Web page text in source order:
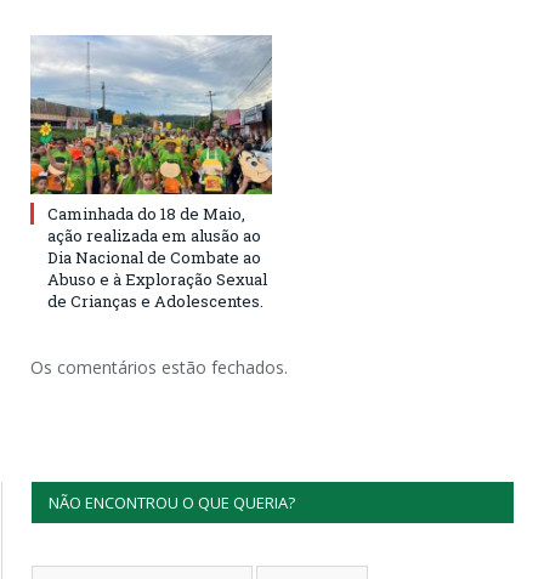
Caminhada do 18 de Maio,
ação realizada em alusão ao
Dia Nacional de Combate ao
Abuso e à Exploração Sexual
de Crianças e Adolescentes.
Os comentários estão fechados.
NÃO ENCONTROU O QUE QUERIA?